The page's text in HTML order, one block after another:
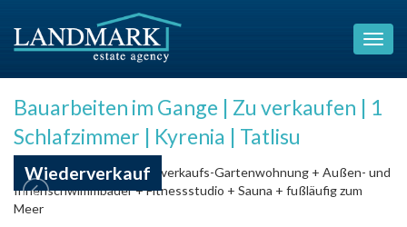
Bauarbeiten im Gange | Zu verkaufen | 1
Schlafzimmer | Kyrenia | Tatlisu
Wiederverkauf